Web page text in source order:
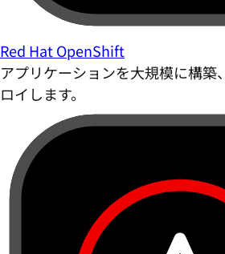
Red Hat OpenShift
アプリケーションを大規模に構築
ロイします。